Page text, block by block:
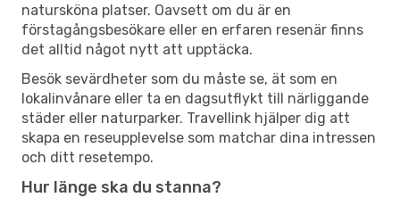
natursköna platser. Oavsett om du är en
förstagångsbesökare eller en erfaren resenär finns
det alltid något nytt att upptäcka.
Besök sevärdheter som du måste se, ät som en
lokalinvånare eller ta en dagsutflykt till närliggande
städer eller naturparker. Travellink hjälper dig att
skapa en reseupplevelse som matchar dina intressen
och ditt resetempo.
Hur länge ska du stanna?